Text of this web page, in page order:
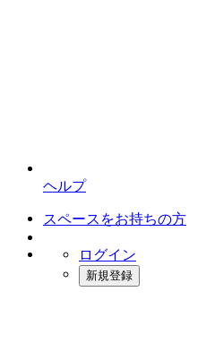
ヘルプ
スペースをお持ちの方
ログイン
新規登録